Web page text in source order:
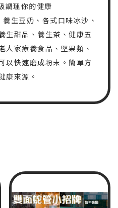
調理你的健康
生豆奶、各式口味冰沙、
生甜品、養生茶、健康五
人家療養食品、堅果類、
以快速磨成粉末。簡單方
康來源。